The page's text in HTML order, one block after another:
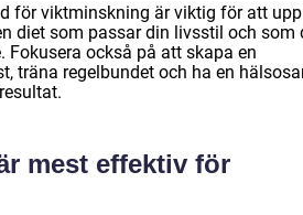
för viktminskning är viktig för att
diet som passar din livsstil och som
också på att skapa en
träna regelbundet och ha en
mest effektiv för